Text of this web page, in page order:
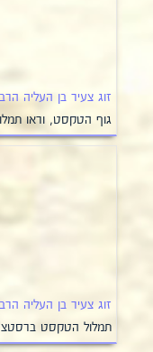
זוג צעיר בן העליה
גוף הטקסט, וראו
זוג צעיר בן העליה
תמלול הטקסט ברסטצ'קה, 12 בנובמבר 1927,